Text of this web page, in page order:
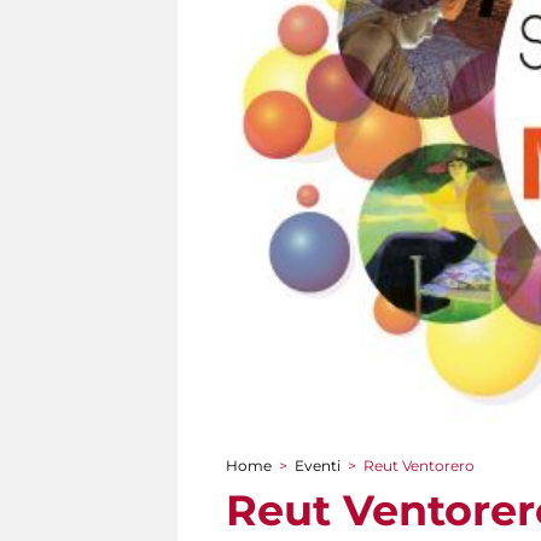
Tu sei qui
Home > Eventi > Reut Ventorero
Reut